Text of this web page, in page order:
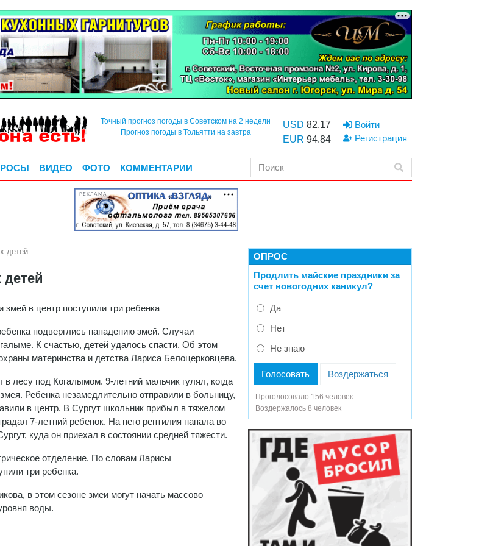
Точный прогноз погоды в Советском на 2 недели
Прогноз погоды в Тольятти на завтра
USD 82.17
EUR 94.84
Войти
Регистрация
ВИДЕО ФОТО КОММЕНТАРИИ
РЕКЛАМА
детей
змей в центр поступили три ребенка
подверглись нападению змей. Случаи
К счастью, детей удалось спасти. Об этом
материнства и детства Лариса Белоцерковцева.
лесу под Когалымом. 9-летний мальчик гулял, когда
Ребенка незамедлительно отправили в больницу,
в центр. В Сургут школьник прибыл в тяжелом
7-летний ребенок. На него рептилия напала во
куда он приехал в состоянии средней тяжести.
отделение. По словам Ларисы
три ребенка.
в этом сезоне змеи могут начать массово
воды.
ОПРОС
Продлить майские праздники за
счет новогодних каникул?
Да
Нет
Не знаю
Голосовать Воздержаться
Проголосовало 156 человек
Воздержалось 8 человек